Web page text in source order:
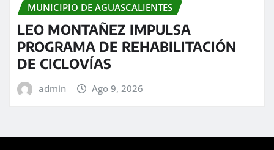
MUNICIPIO DE AGUASCALIENTES
LEO MONTAÑEZ IMPULSA
PROGRAMA DE REHABILITACIÓN
DE CICLOVÍAS
admin Ago 9, 2026